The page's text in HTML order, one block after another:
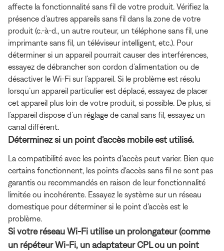
affecte la fonctionnalité sans fil de votre produit. Vérifiez la
présence d’autres appareils sans fil dans la zone de votre
produit (c.-à-d., un autre routeur, un téléphone sans fil, une
imprimante sans fil, un téléviseur intelligent, etc.). Pour
déterminer si un appareil pourrait causer des interférences,
essayez de débrancher son cordon d’alimentation ou de
désactiver le Wi-Fi sur l’appareil. Si le problème est résolu
lorsqu’un appareil particulier est déplacé, essayez de placer
cet appareil plus loin de votre produit, si possible. De plus, si
l’appareil dispose d’un réglage de canal sans fil, essayez un
canal différent.
Déterminez si un point d'accès mobile est utilisé.
La compatibilité avec les points d'accès peut varier. Bien que
certains fonctionnent, les points d'accès sans fil ne sont pas
garantis ou recommandés en raison de leur fonctionnalité
limitée ou incohérente. Essayez le système sur un réseau
domestique pour déterminer si le point d'accès est le
problème.
Si votre réseau Wi-Fi utilise un prolongateur (comme
un répéteur Wi-Fi, un adaptateur CPL ou un point